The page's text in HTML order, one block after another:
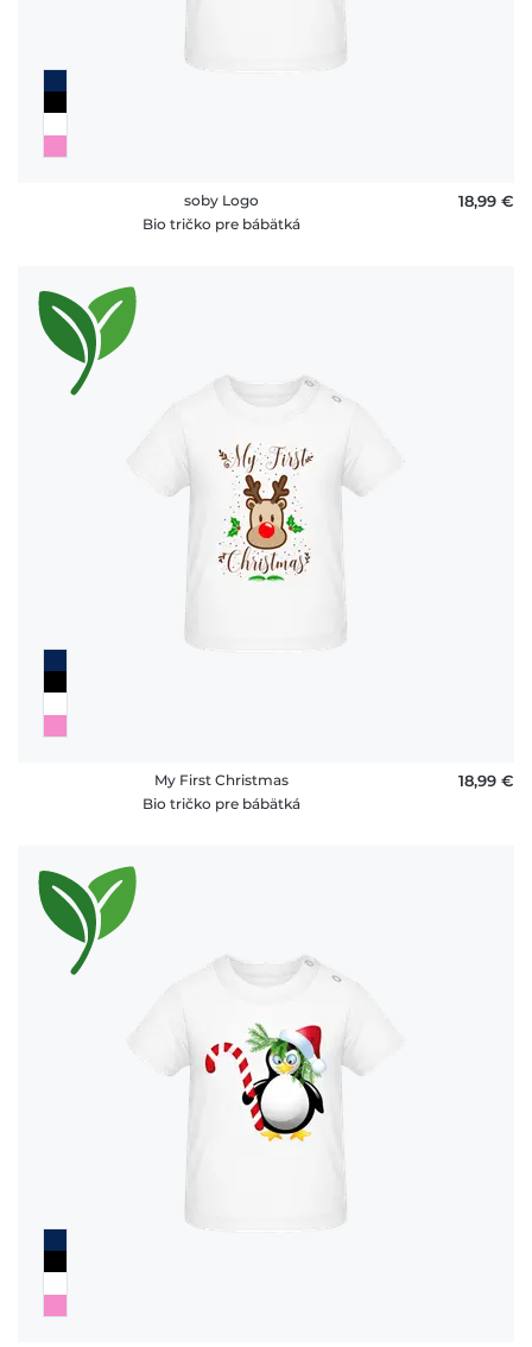
soby Logo
Bio tričko pre bábätká
18,99 €
My First Christmas
Bio tričko pre bábätká
18,99 €